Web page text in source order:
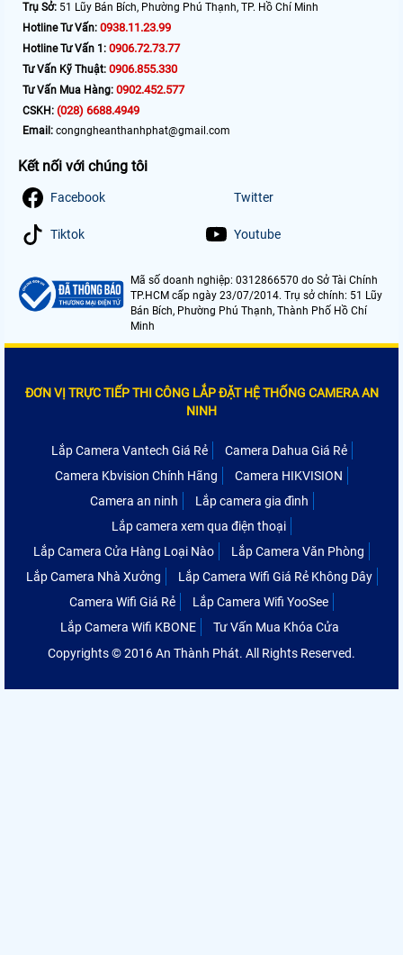
Trụ Sở: 51 Lũy Bán Bích, Phường Phú Thạnh, TP. Hồ Chí Minh
Hotline Tư Vấn: 0938.11.23.99
Hotline Tư Vấn 1: 0906.72.73.77
Tư Vấn Kỹ Thuật: 0906.855.330
Tư Vấn Mua Hàng: 0902.452.577
CSKH: (028) 6688.4949
Email: congngheanthanhphat@gmail.com
Kết nối với chúng tôi
Facebook Twitter
Tiktok Youtube
Mã số doanh nghiệp: 0312866570 do Sở Tài Chính
TP.HCM cấp ngày 23/07/2014. Trụ sở chính: 51 Lũy
Bán Bích, Phường Phú Thạnh, Thành Phố Hồ Chí
Minh
ĐƠN VỊ TRỰC TIẾP THI CÔNG LẮP ĐẶT HỆ THỐNG CAMERA AN
NINH
Lắp Camera Vantech Giá Rẻ
Camera Dahua Giá Rẻ
Camera Kbvision Chính Hãng
Camera HIKVISION
Camera an ninh
Lắp camera gia đình
Lắp camera xem qua điện thoại
Lắp Camera Cửa Hàng Loại Nào
Lắp Camera Văn Phòng
Lắp Camera Nhà Xưởng
Lắp Camera Wifi Giá Rẻ Không Dây
Camera Wifi Giá Rẻ
Lắp Camera Wifi YooSee
Lắp Camera Wifi KBONE
Tư Vấn Mua Khóa Cửa
Copyrights © 2016 An Thành Phát. All Rights Reserved.